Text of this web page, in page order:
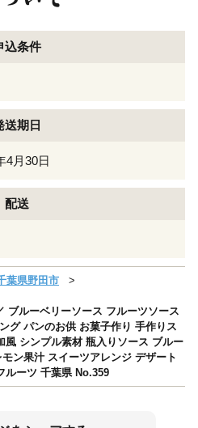
込条件
送期日
4月30日
配送
葉県野田市
ブルーベリーソース フルーツソース
グ パンのお供 お菓子作り 手作りス
風 シンプル素材 瓶入りソース ブルー
ン果汁 スイーツアレンジ デザート
ルーツ 千葉県 No.359